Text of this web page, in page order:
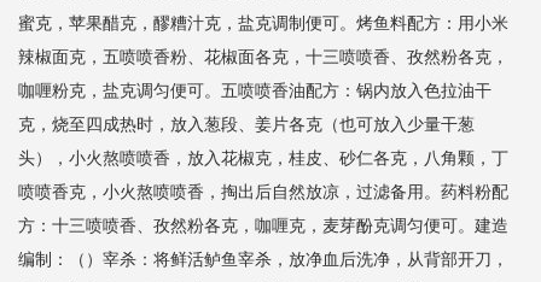
蜜克，苹果醋克，醪糟汁克，盐克调制便可。烤鱼料配方：用小米
辣椒面克，五喷喷香粉、花椒面各克，十三喷喷香、孜然粉各克，
咖喱粉克，盐克调匀便可。五喷喷香油配方：锅内放入色拉油干
克，烧至四成热时，放入葱段、姜片各克（也可放入少量干葱
头），小火熬喷喷香，放入花椒克，桂皮、砂仁各克，八角颗，丁
喷喷香克，小火熬喷喷香，掏出后自然放凉，过滤备用。药料粉配
方：十三喷喷香、孜然粉各克，咖喱克，麦芽酚克调匀便可。建造
编制：（）宰杀：将鲜活鲈鱼宰杀，放净血后洗净，从背部开刀，